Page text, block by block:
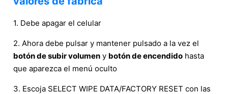
1. Debe apagar el celular
2. Ahora debe pulsar y mantener pulsado a la vez el
botón de subir volumen y botón de encendido hasta
que aparezca el menú oculto
3. Escoja SELECT WIPE DATA/FACTORY RESET con las